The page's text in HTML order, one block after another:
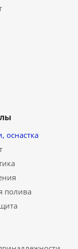
оснастка
полива